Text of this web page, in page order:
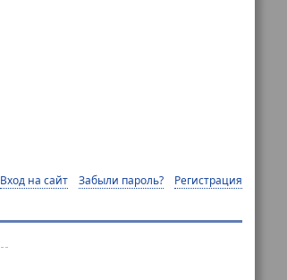
Вход на сайт Забыли пароль? Регистрация